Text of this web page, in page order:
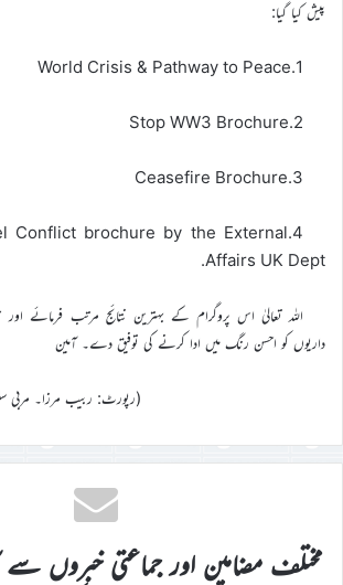
پیش کیا گیا:
1.World Crisis & Pathway to Peace
2.Stop WW3 Brochure
3.Ceasefire Brochure
Conflict brochure by the External
Affairs UK Dept.
اللہ تعالیٰ اس پروگرام کے بہترین نتائج مرتب فرمائے
داریوں کو احسن رنگ میں ادا کرنے کی توفیق دے۔ آمین
(رپورٹ: ربیب مرزا۔ مربی
مختلف مضامین اور جماعتی خبروں